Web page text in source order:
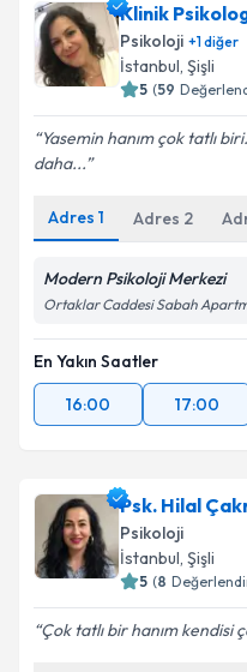
Klinik Psikolog
Psikoloji +1diğer
İstanbul, Şişli
5 (59
Yasemin hanım çok tatlı
daha...
Adres 1 Adres 2
Modern Psikoloji Merkezi
Ortaklar Caddesi Sabah
En Yakın Saatler
16:00
17:00
Psk. Hilal
Psikoloji
İstanbul, Şişli
5 (8
Çok tatlı bir hanım kendisi